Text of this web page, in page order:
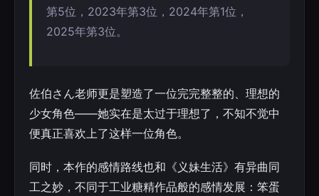
第5位，2023年第3位，2024年第1位，
2025年第3位。
佐伯さん老师更是塑造了一位完完整整的、理想的
少女角色——她实在是太过于理想了，不知不觉中
便真正喜欢上了这样一位角色。
同时，本作的感情路线也和《义妹生活》有异曲同
工之妙，不同于工业糖精作品般的感情发展：笨蛋